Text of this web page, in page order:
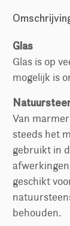
Glas
Glas is op
mogelijk is
Van
steeds het
gebruikt in
geschikt
behouden.